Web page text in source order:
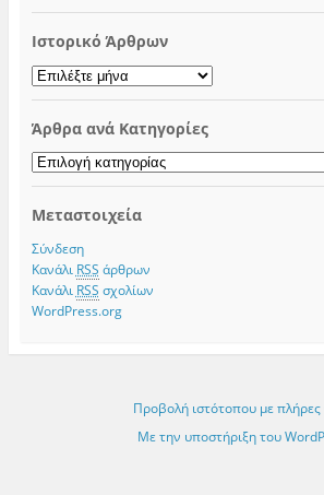
Ιστορικό Άρθρων
Ιστορικό
Άρθρων
Άρθρα ανά Κατηγορίες
Άρθρα
ανά
Μεταστοιχεία
Σύνδεση
Κανάλι RSS άρθρων
Κανάλι RSS σχολίων
WordPress.org
Προβολή ιστότοπου με
Με την υποστήριξη του